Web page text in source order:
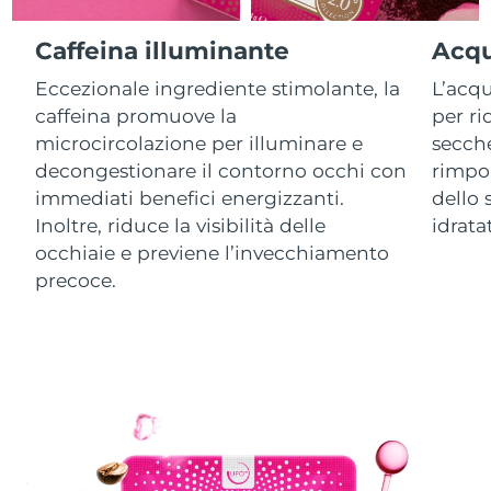
Caffeina illuminante
Eccezionale ingrediente stimolante, la
caffeina promuove la
microcircolazione per illuminare e
decongestionare il contorno occhi con
immediati benefici energizzanti.
Inoltre, riduce la visibilità delle
occhiaie e previene l’invecchiamento
precoce.
per
dello
RAS di Macao Consegna stimata 8/9/26
Malaysia Consegna stimata 8/10/26
Malta Consegna stimata 8/7/26
Messico Consegna stimata 8/11/26
Monaco Consegna stimata
Consegna stimata8/10/26